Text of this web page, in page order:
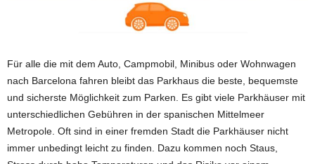
Für alle die mit dem Auto, Campmobil, Minibus oder Wohnwagen
nach Barcelona fahren bleibt das Parkhaus die beste, bequemste
und sicherste Möglichkeit zum Parken. Es gibt viele Parkhäuser mit
unterschiedlichen Gebühren in der spanischen Mittelmeer
Metropole. Oft sind in einer fremden Stadt die Parkhäuser nicht
immer unbedingt leicht zu finden. Dazu kommen noch Staus,